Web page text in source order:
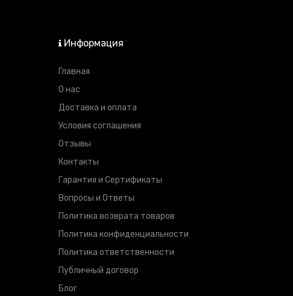
Информация
Главная
О нас
Доставка и оплата
Условия соглашения
Отзывы
Контакты
Гарантия и Сертификаты
Вопросы и Ответы
Политика возврата товаров
Политика конфиденциальности
Политика ответственности
Публичный договор
Блог